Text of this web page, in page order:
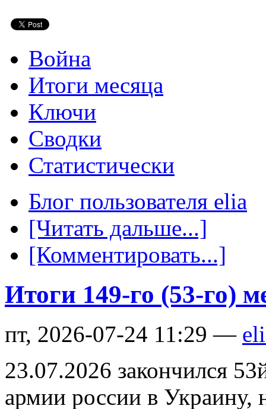
Война
Итоги месяца
Ключи
Сводки
Статистически
Блог пользователя elia
[Читать дальше...]
[Комментировать...]
Итоги 149-го (53-го)
пт, 2026-07-24 11:29 —
23.07.2026 закончился
армии россии в Украину,